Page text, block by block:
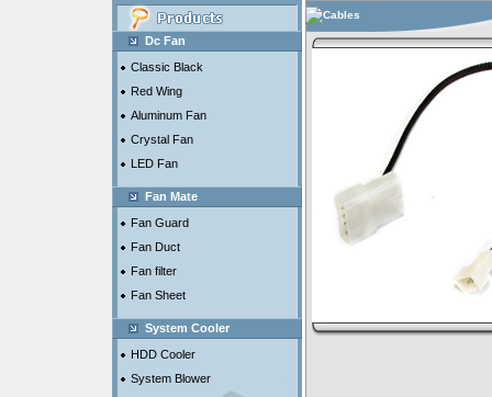
Dc Fan
Classic Black
Red Wing
Aluminum Fan
Crystal Fan
LED Fan
Fan Mate
Fan Guard
Fan Duct
Fan filter
Fan Sheet
System Cooler
HDD Cooler
System Blower
Cables